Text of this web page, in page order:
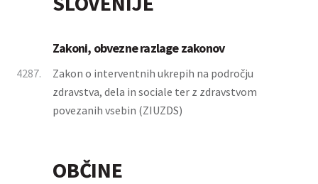
Zakoni, obvezne razlage zakonov
4287.
Zakon o interventnih ukrepih na področju
zdravstva, dela in sociale ter z zdravstvom
povezanih vsebin (ZIUZDS)
OBČINE